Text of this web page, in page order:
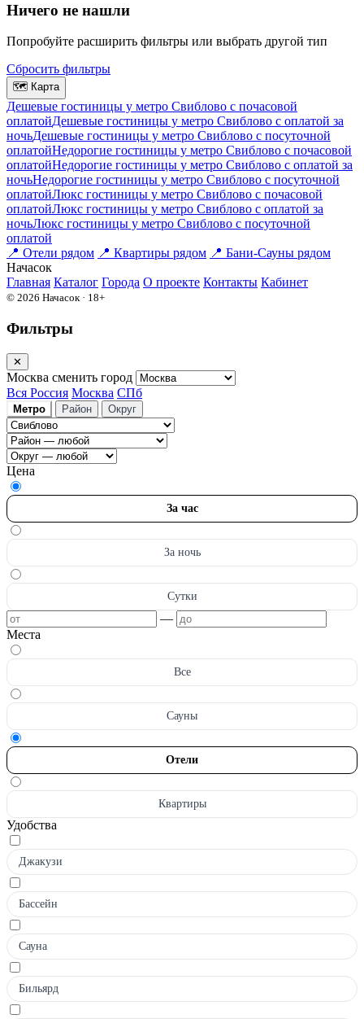
Ничего не нашли
Попробуйте расширить фильтры или выбрать другой тип
Сбросить фильтры
🗺 Карта
Дешевые гостиницы у метро Свиблово c почасовой
оплатойДешевые гостиницы у метро Свиблово с оплатой за
ночьДешевые гостиницы у метро Свиблово c посуточной
оплатойНедорогие гостиницы у метро Свиблово c почасовой
оплатойНедорогие гостиницы у метро Свиблово с оплатой за
ночьНедорогие гостиницы у метро Свиблово c посуточной
оплатойЛюкс гостиницы у метро Свиблово c почасовой
оплатойЛюкс гостиницы у метро Свиблово с оплатой за
ночьЛюкс гостиницы у метро Свиблово c посуточной
оплатой
📍 Отели рядом 📍 Квартиры рядом 📍 Бани-Сауны рядом
Начасок
Главная Каталог Города О проекте Контакты Кабинет
© 2026 Начасок · 18+
Фильтры
✕
Москва сменить город
Вся Россия Москва СПб
Метро Район Округ
Цена
За час
За ночь
Сутки
—
Места
Все
Сауны
Отели
Квартиры
Удобства
Джакузи
Бассейн
Сауна
Бильярд